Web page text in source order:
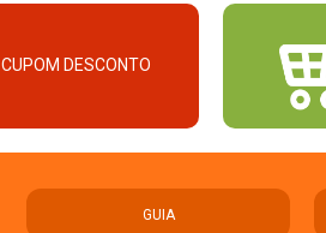
CUPOM DESCONTO
GUIA